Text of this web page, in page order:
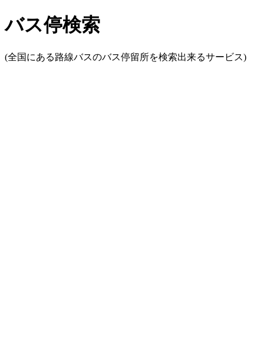
バス停検索
(全国にある路線バスのバス停留所を検索出来るサービス)